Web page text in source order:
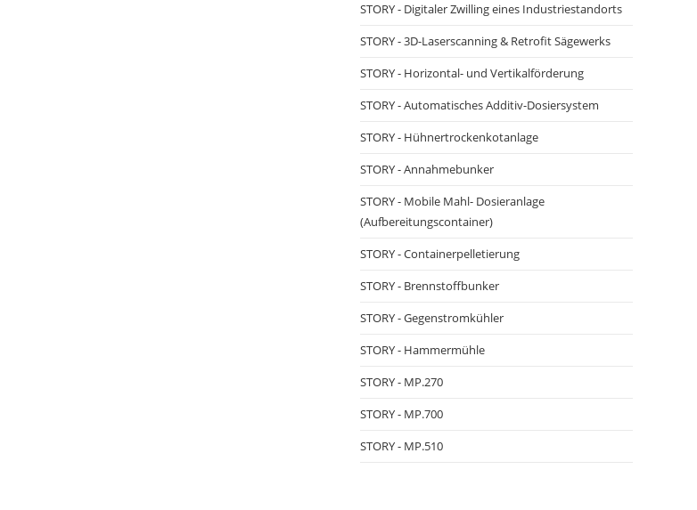
STORY - Digitaler Zwilling eines Industriestandorts
STORY - 3D-Laserscanning & Retrofit Sägewerks
STORY - Horizontal- und Vertikalförderung
STORY - Automatisches Additiv-Dosiersystem
STORY - Hühnertrockenkotanlage
STORY - Annahmebunker
STORY - Mobile Mahl- Dosieranlage
(Aufbereitungscontainer)
STORY - Containerpelletierung
STORY - Brennstoffbunker
STORY - Gegenstromkühler
STORY - Hammermühle
STORY - MP.270
STORY - MP.700
STORY - MP.510